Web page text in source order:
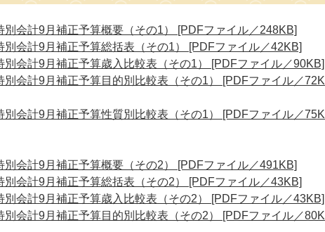
会計9月補正予算概要（その1） [PDFファイル／248KB]
会計9月補正予算総括表（その1） [PDFファイル／42KB]
会計9月補正予算歳入比較表（その1） [PDFファイル／90KB]
別会計9月補正予算目的別比較表（その1） [PDFファイル／72K
別会計9月補正予算性質別比較表（その1） [PDFファイル／75K
会計9月補正予算概要（その2） [PDFファイル／491KB]
会計9月補正予算総括表（その2） [PDFファイル／43KB]
会計9月補正予算歳入比較表（その2） [PDFファイル／43KB]
別会計9月補正予算目的別比較表（その2） [PDFファイル／80K